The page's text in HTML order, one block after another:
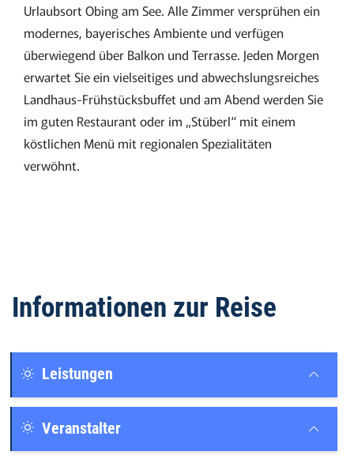
Urlaubsort Obing am See. Alle Zimmer versprühen ein
modernes, bayerisches Ambiente und verfügen
überwiegend über Balkon und Terrasse. Jeden Morgen
erwartet Sie ein vielseitiges und abwechslungsreiches
Landhaus-Frühstücksbuffet und am Abend werden Sie
im guten Restaurant oder im „Stüberl“ mit einem
köstlichen Menü mit regionalen Spezialitäten
verwöhnt.
Informationen zur Reise
Leistungen
Veranstalter